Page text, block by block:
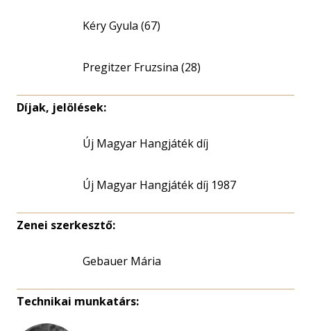
Kéry Gyula (67)
Pregitzer Fruzsina (28)
Díjak, jelölések:
Új Magyar Hangjáték díj
Új Magyar Hangjáték díj 1987
Zenei szerkesztő:
Gebauer Mária
Technikai munkatárs: